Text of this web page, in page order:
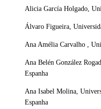
Alicia García Holgado,
Álvaro Figueira,
Ana Amélia Carvalho ,
Ana Belén González
Espanha
Ana Isabel Molina,
Espanha